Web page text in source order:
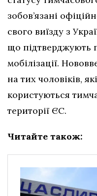
зобов’язані
свого виїзду з
що підтверджують
мобілізації.
на тих чоловіків,
користуються
території ЄС.
Читайте також: